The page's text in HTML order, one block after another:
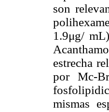
son
1.9μg/
estrecha
por Mc-
mismas